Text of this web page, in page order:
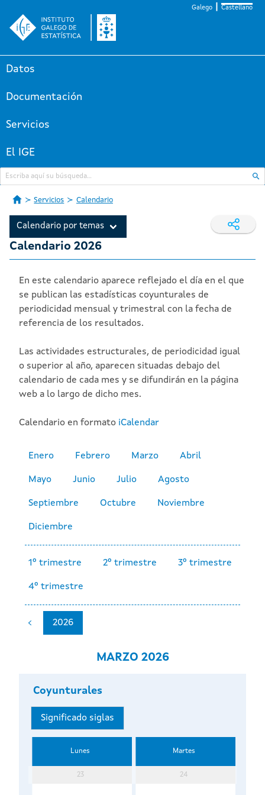
Galego Castellano
Datos
Documentación
Servicios
El IGE
Servicios Calendario
Calendario por temas
Calendario 2026
En este calendario aparece reflejado el día en el que
se publican las estadísticas coyunturales de
periodicidad mensual y trimestral con la fecha de
referencia de los resultados.
Las actividades estructurales, de periodicidad igual
o superior al año, aparecen situadas debajo del
calendario de cada mes y se difundirán en la página
web a lo largo de dicho mes.
Calendario en formato iCalendar
Enero Febrero Marzo Abril
Mayo Junio Julio Agosto
Septiembre Octubre Noviembre
Diciembre
1º trimestre 2º trimestre 3º trimestre
4º trimestre
2026
MARZO 2026
Coyunturales
Significado siglas
Lunes Martes
23 24